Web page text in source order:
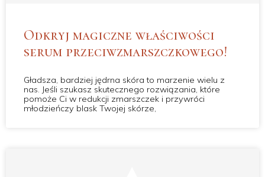
Odkryj magiczne właściwości
serum przeciwzmarszczkowego!
Gładsza, bardziej jędrna skóra to marzenie wielu z
nas. Jeśli szukasz skutecznego rozwiązania, które
pomoże Ci w redukcji zmarszczek i przywróci
młodzieńczy blask Twojej skórze,